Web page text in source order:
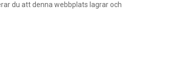
du att denna webbplats lagrar och